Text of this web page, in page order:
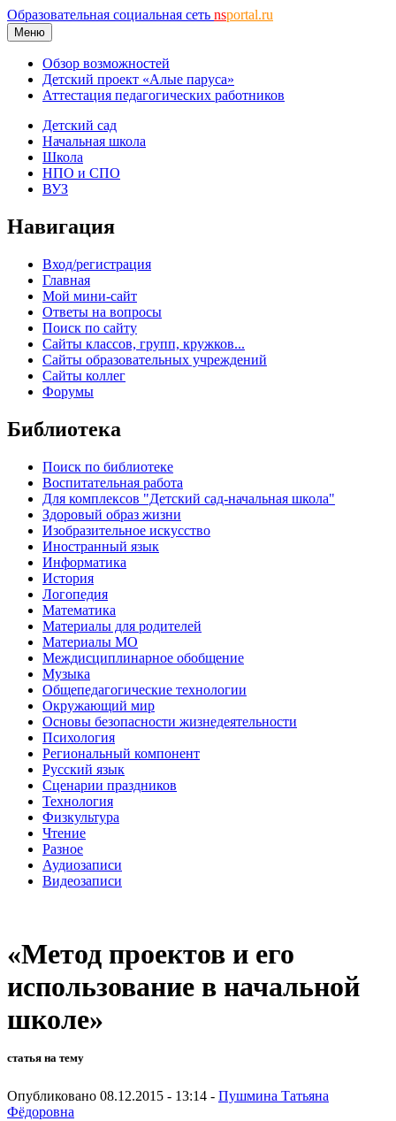
Образовательная социальная сеть nsportal.ru
Меню
Обзор возможностей
Детский проект «Алые паруса»
Аттестация педагогических работников
Детский сад
Начальная школа
Школа
НПО и СПО
ВУЗ
Навигация
Вход/регистрация
Главная
Мой мини-сайт
Ответы на вопросы
Поиск по сайту
Сайты классов, групп, кружков...
Сайты образовательных учреждений
Сайты коллег
Форумы
Библиотека
Поиск по библиотеке
Воспитательная работа
Для комплексов "Детский сад-начальная школа"
Здоровый образ жизни
Изобразительное искусство
Иностранный язык
Информатика
История
Логопедия
Математика
Материалы для родителей
Материалы МО
Междисциплинарное обобщение
Музыка
Общепедагогические технологии
Окружающий мир
Основы безопасности жизнедеятельности
Психология
Региональный компонент
Русский язык
Сценарии праздников
Технология
Физкультура
Чтение
Разное
Аудиозаписи
Видеозаписи
«Метод проектов и его
использование в начальной
школе»
статья на тему
Опубликовано 08.12.2015 - 13:14 - Пушмина Татьяна
Фёдоровна